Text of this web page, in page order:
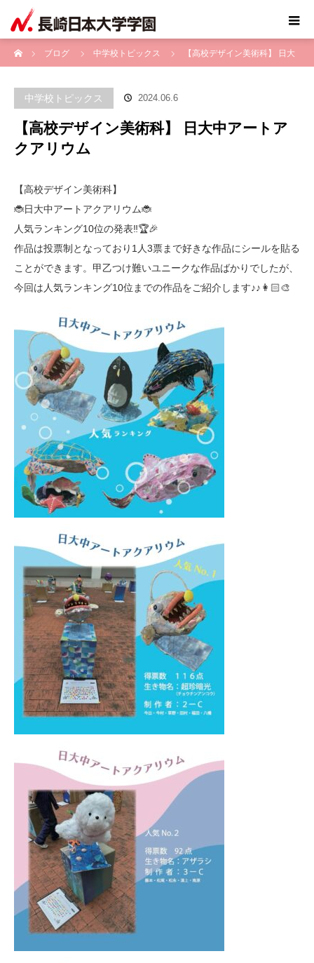
ブログ
中学校トピックス 【高校デザイン美術科】 日大
中学校トピックス 2024.06.6
【高校デザイン美術科】 日大中アートア
クアリウム
【高校デザイン美術科】
🐞日大中アートアクアリウム🐞
人気ランキング10位の発表‼️🏆🎉
作品は投票制となっており1人3票まで好きな作品にシールを貼る
ことができます。甲乙つけ難いユニークな作品ばかりでしたが、
今回は人気ランキング10位までの作品をご紹介します♪♪👩🏻‍🎨